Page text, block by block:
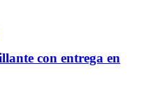
con entrega en